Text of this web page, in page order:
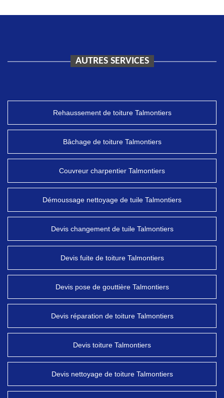
AUTRES SERVICES
Rehaussement de toiture Talmontiers
Bâchage de toiture Talmontiers
Couvreur charpentier Talmontiers
Démoussage nettoyage de tuile Talmontiers
Devis changement de tuile Talmontiers
Devis fuite de toiture Talmontiers
Devis pose de gouttière Talmontiers
Devis réparation de toiture Talmontiers
Devis toiture Talmontiers
Devis nettoyage de toiture Talmontiers